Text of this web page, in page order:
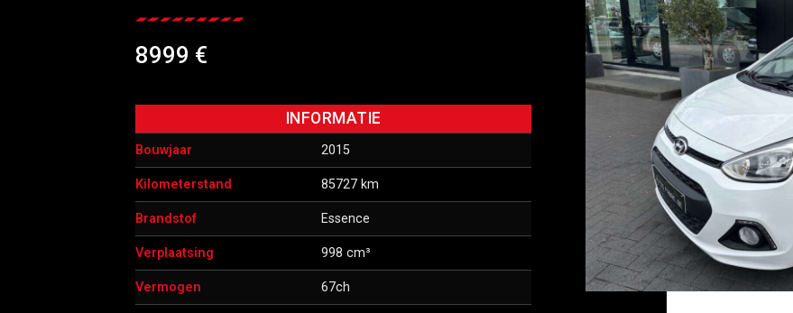
8999 €
INFORMATIE
Bouwjaar 2015
Kilometerstand 85727 km
Brandstof Essence
Verplaatsing 998 cm³
Vermogen 67ch